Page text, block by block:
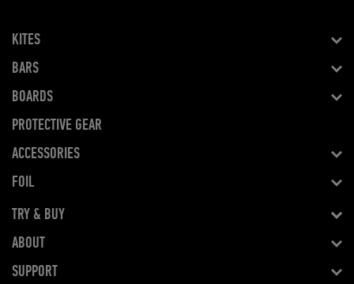
KITES
BARS
BOARDS
PROTECTIVE GEAR
ACCESSORIES
FOIL
TRY & BUY
ABOUT
SUPPORT